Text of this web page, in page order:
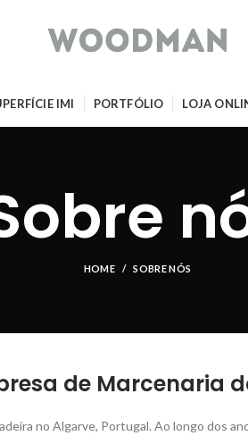
IMI PORTFÓLIO LOJA
HOME SOBRE NÓS
de Marcenaria
no Algarve, Portugal. Ao longo dos